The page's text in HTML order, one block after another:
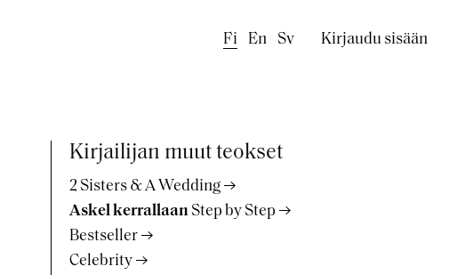
Fi En Sv Kirjaudu sisään
Kirjailijan muut teokset
2 Sisters & A Wedding
Askel kerrallaanStep by Step
Bestseller
Celebrity